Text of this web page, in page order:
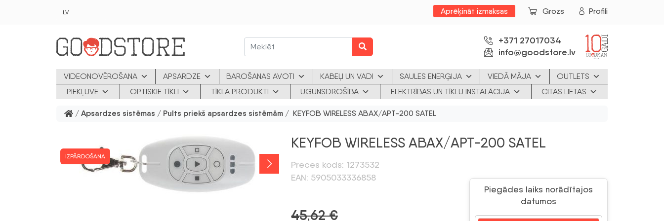
LV Aprēķināt izmaksas Grozs Profili
+371 27017034
info@goodstore.lv
VIDEONOVĒROŠANA APSARDZE BAROŠANAS AVOTI KABEĻI UN VADI SAULES ENERĢIJA VIEDĀ MĀJA
OUTLETS
PIEKĻUVE
OPTISKIE TĪKLI TĪKLA PRODUKTI UGUNSDROŠĪBA ELEKTRĪBAS UN TĪKLU INSTALĀCIJA CITAS LIETAS
/ Apsardzes sistēmas / Pults priekš apsardzes sistēmām / KEYFOB WIRELESS ABAX/APT-200 SATEL
IZPĀRDOŠANA
KEYFOB WIRELESS ABAX/APT-200 SATEL
Preces kods: 1273532
EAN: 5905033336858
Piegādes laiks norādītajos
datumos
45,62€